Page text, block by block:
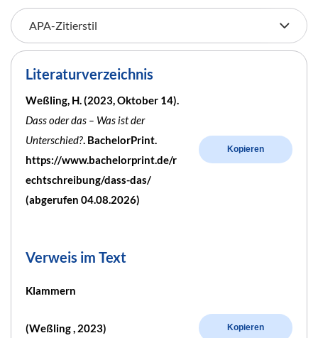
Literaturverzeichnis
Weßling, H. (2023, Oktober 14).
Dass oder das – Was ist der
Unterschied?. BachelorPrint.
https://www.bachelorprint.de/r
echtschreibung/dass-das/
(abgerufen 04.08.2026)
Kopieren
Verweis im Text
Klammern
(Weßling , 2023) Kopieren